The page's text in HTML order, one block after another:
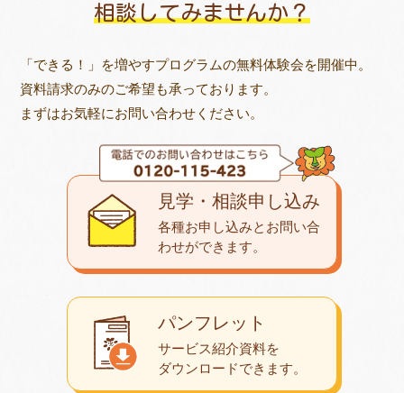
相談してみませんか？
「できる！」を増やすプログラムの無料体験会を開催中。
資料請求のみのご希望も承っております。
まずはお気軽にお問い合わせください。
パンフレット
サービス紹介資料を
ダウンロードできます。
見学・相談申し込み
各種お申し込みとお問い合
わせができます。